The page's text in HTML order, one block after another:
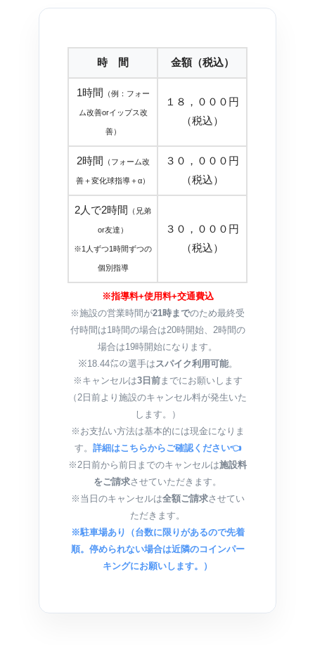
時 間 金額（税込）
1時間 （例：フォー
ム改善orイップス改
善）
１８，０００円
（税込）
2時間 （フォーム改
善＋変化球指導＋α）
３０，０００円
（税込）
2人で2時間 （兄弟
or友達）
※1人ずつ1時間ずつの
個別指導
３０，０００円
（税込）
※指導料+使用料+交通費込
※施設の営業時間が21時までのため最終受
付時間は1時間の場合は20時開始、2時間の
場合は19時開始になります。
※18.44㍍の選手はスパイク利用可能。
※キャンセルは3日前までにお願いします
（2日前より施設のキャンセル料が発生いた
します。）
※お支払い方法は基本的には現金になりま
す。 詳細はこちらからご確認ください👈
※2日前から前日までのキャンセルは施設料
をご請求させていただきます。
※当日のキャンセルは全額ご請求させてい
ただきます。
※駐車場あり（台数に限りがあるので先着
順。停められない場合は近隣のコインパー
キングにお願いします。）